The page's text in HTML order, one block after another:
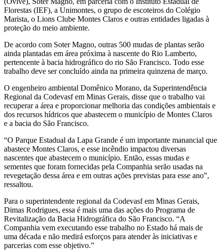
Florestas (IEF), a Unimontes, o grupo de escoteiros do Colégio
Marista, o Lions Clube Montes Claros e outras entidades ligadas à
proteção do meio ambiente.
De acordo com Soter Magno, outras 500 mudas de plantas serão
ainda plantadas em área próxima à nascente do Rio Lamberto,
pertencente à bacia hidrográfico do rio São Francisco. Todo esse
trabalho deve ser concluído ainda na primeira quinzena de março.
O engenheiro ambiental Domênico Morano, da Superintendência
Regional da Codevasf em Minas Gerais, disse que o trabalho vai
recuperar a área e proporcionar melhoria das condições ambientais e
dos recursos hídricos que abastecem o município de Montes Claros
e a bacia do São Francisco.
“O Parque Estadual da Lapa Grande é um importante manancial que
abastece Montes Claros, e esse incêndio impactou diversas
nascentes que abastecem o município. Então, essas mudas e
sementes que foram fornecidas pela Companhia serão usadas na
revegetação dessa área e em outras ações previstas para esse ano”,
ressaltou.
Para o superintendente regional da Codevasf em Minas Gerais,
Dimas Rodrigues, essa é mais uma das ações do Programa de
Revitalização da Bacia Hidrográfica do São Francisco. “A
Companhia vem executando esse trabalho no Estado há mais de
uma década e não medirá esforços para atender às iniciativas e
parcerias com esse objetivo.”